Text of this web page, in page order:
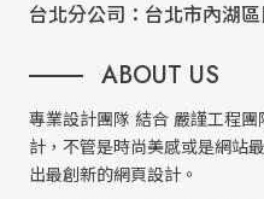
台北分公司： 台北市內湖
ABOUT US
專業設計團隊 結合 嚴謹工程
計，不管是時尚美感或是網站
出最創新的網頁設計。